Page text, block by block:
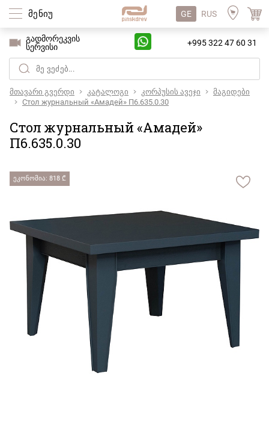
მენიუ GE RUS
გადმორეკვის
სერვისი
+995 322 47 60 31
მთავარი გვერდი კატალოგი კორპუსის ავეჯი
მაგიდები
Стол журнальный «Амадей» П6.635.0.30
Стол журнальный «Амадей»
П6.635.0.30
ეკონომია: 818 ₾